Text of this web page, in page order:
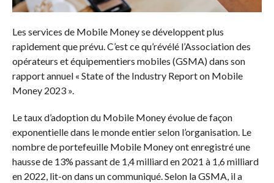
Les services de Mobile Money se développent plus
rapidement que prévu. C’est ce qu’révélé l’Association des
opérateurs et équipementiers mobiles (GSMA) dans son
rapport annuel « State of the Industry Report on Mobile
Money 2023 ».
Le taux d’adoption du Mobile Money évolue de façon
exponentielle dans le monde entier selon l’organisation. Le
nombre de portefeuille Mobile Money ont enregistré une
hausse de 13% passant de 1,4 milliard en 2021 à 1,6 milliard
en 2022, lit-on dans un communiqué. Selon la GSMA, il a